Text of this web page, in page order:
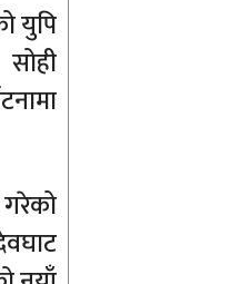
युपि